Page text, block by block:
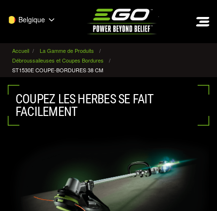
Belgique
Accueil
La Gamme de Produits
Débroussaileuses et Coupes Bordures
ST1530E COUPE-BORDURES 38 CM
COUPEZ LES HERBES SE FAIT
FACILEMENT